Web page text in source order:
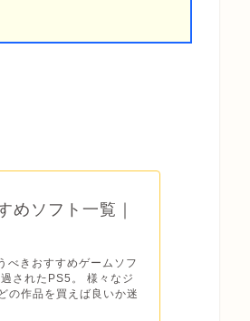
めソフト一覧｜
きおすすめゲームソフ
されたPS5。 様々なジ
の作品を買えば良いか迷